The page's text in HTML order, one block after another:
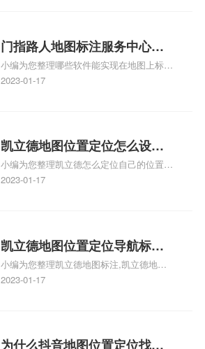
关地图标注知识，详情可查看下方正文！
门指路人地图标注服务中心地
图位置地址标记？门指路人地
图标注服务中心苹果地图位置
小编为您整理哪些软件能实现在地图上标记
门指路人地图标注服务中心位置、门指路人
门指路人地图标注服务中心地址标注上地图
怎么弄相关地图标注知识，详情可查看下方
正文！
2023-01-17
凯立德地图位置定位怎么设置
自己的指路人地图标注服务中
心名？凯立德地图位置定位怎
小编为您整理凯立德怎么定位自己的位置
啊、手机凯立德地图定位怎么设置往上走、
地图标注服务中心铺招牌相关地图标注知
识，详情可查看下方正文！
2023-01-17
凯立德地图位置定位导航标
注？凯立德地图位置定位,导航,
标注？
小编为您整理凯立德地图标注,凯立德地图
标注怎么做啊、凯立德地图标注,凯立德地
相关地图标注知识，详情可查看下方正文！
2023-01-17
为什么抖音地图位置定位找不